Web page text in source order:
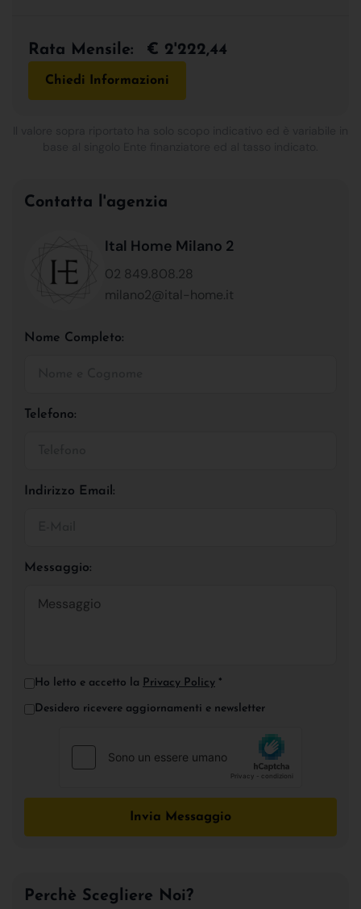
Rata Mensile: € 2'222,44
Chiedi Informazioni
Contatta l'agenzia
Ital Home Milano 2
02 849.808.28
milano2@ital-home.it
Nome Completo:
Telefono:
Indirizzo Email:
Messaggio:
Ho letto e accetto la Privacy Policy *
Desidero ricevere aggiornamenti e newsletter
Invia Messaggio
Perchè Scegliere Noi?